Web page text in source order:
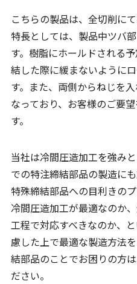
こちらの製品は、全切削に
特長としては、製品中ツバ
す。樹脂にホールドされる
結した際に緩まないように
す。また、両側からねじを
なっており、お客様のご要
す。
当社は冷間圧造加工を強み
での特注締結部品の製造に
特殊締結部品への目利きの
冷間圧造加工が最適なのか
工程で対応すべきなのか、
慮した上で最適な製造方法
結部品のことでお困りの方
ださい。